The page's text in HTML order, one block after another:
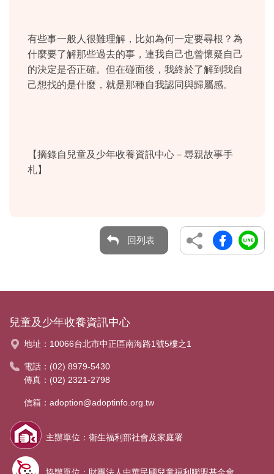
有些事一般人很難理解，比如為何一定要尋根？為
什麼要了解那些過去的事，連我自己也曾懷疑自己
的決定是否正確。但在碰面後，我終於了解到我自
己想找的是什麼，就是那種自我認同與歸屬感。
【摘錄自兒童及少年收養資訊中心－尋親故事手
札】
回列表
兒童及少年收養資訊中心
地址： 10066台北市中正區南海路1號5樓之1
電話： (02) 8979-5430
傳真：(02) 2321-2798
信箱： adoption@adoptinfo.org.tw
主辦單位：衛生福利部社會及家庭署